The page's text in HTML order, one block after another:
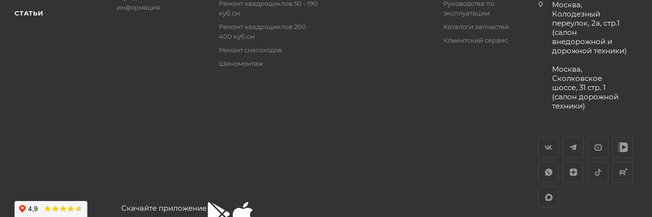
СТАТЬИ
информация
Ремонт квадроциклов 50 - 190
куб.см
Ремонт квадроциклов 200 -
400 куб.см
Ремонт снегоходов
Шиномонтаж
Руководства по
эксплуатации
Каталоги запчастей
Клиентский сервис
Москва,
Колодезный
переулок, 2а, стр.1
(салон
внедорожной и
дорожной техники)
Москва,
Сколковское
шоссе, 31 стр. 1
(салон дорожной
техники)
Скачайте приложение